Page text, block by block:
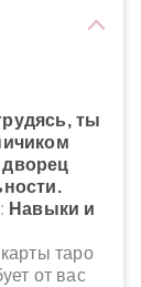
ты
Навыки и
таро
от вас